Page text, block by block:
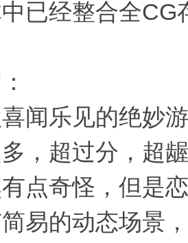
已经整合全CG
闻乐见的绝妙
，超过分，超
点奇怪，但是
易的动态场景